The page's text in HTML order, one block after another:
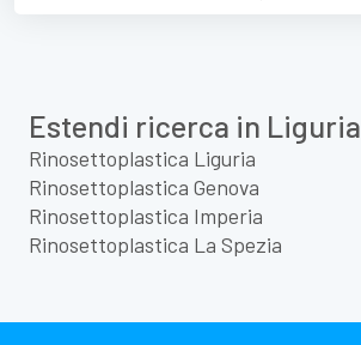
Estendi ricerca in Liguria
Rinosettoplastica Liguria
Rinosettoplastica Genova
Rinosettoplastica Imperia
Rinosettoplastica La Spezia